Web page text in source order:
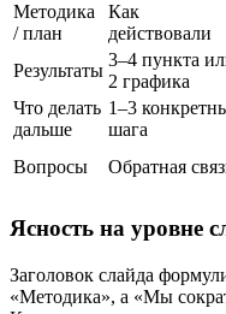
Методика
/ план
Как
действовали
Результаты
3–4 пункта
2 графика
Что делать
дальше
1–3
шага
Вопросы Обратная
Ясность на уровне
Заголовок слайда
«Методика», а «Мы